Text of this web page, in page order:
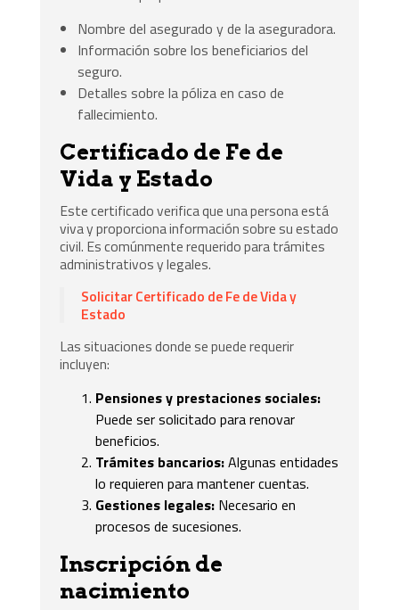
Nombre del asegurado y de la aseguradora.
Información sobre los beneficiarios del
seguro.
Detalles sobre la póliza en caso de
fallecimiento.
Certificado de Fe de
Vida y Estado
Este certificado verifica que una persona está
viva y proporciona información sobre su estado
civil. Es comúnmente requerido para trámites
administrativos y legales.
Solicitar Certificado de Fe de Vida y
Estado
Las situaciones donde se puede requerir
incluyen:
Pensiones y prestaciones sociales:
Puede ser solicitado para renovar
beneficios.
Trámites bancarios:Algunas entidades
lo requieren para mantener cuentas.
Gestiones legales: Necesario en
procesos de sucesiones.
Inscripción de
nacimiento